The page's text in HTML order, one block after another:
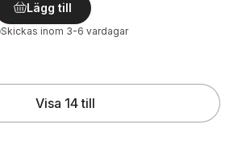
Lägg till
Skickas inom 3-6 vardagar
Visa 14 till